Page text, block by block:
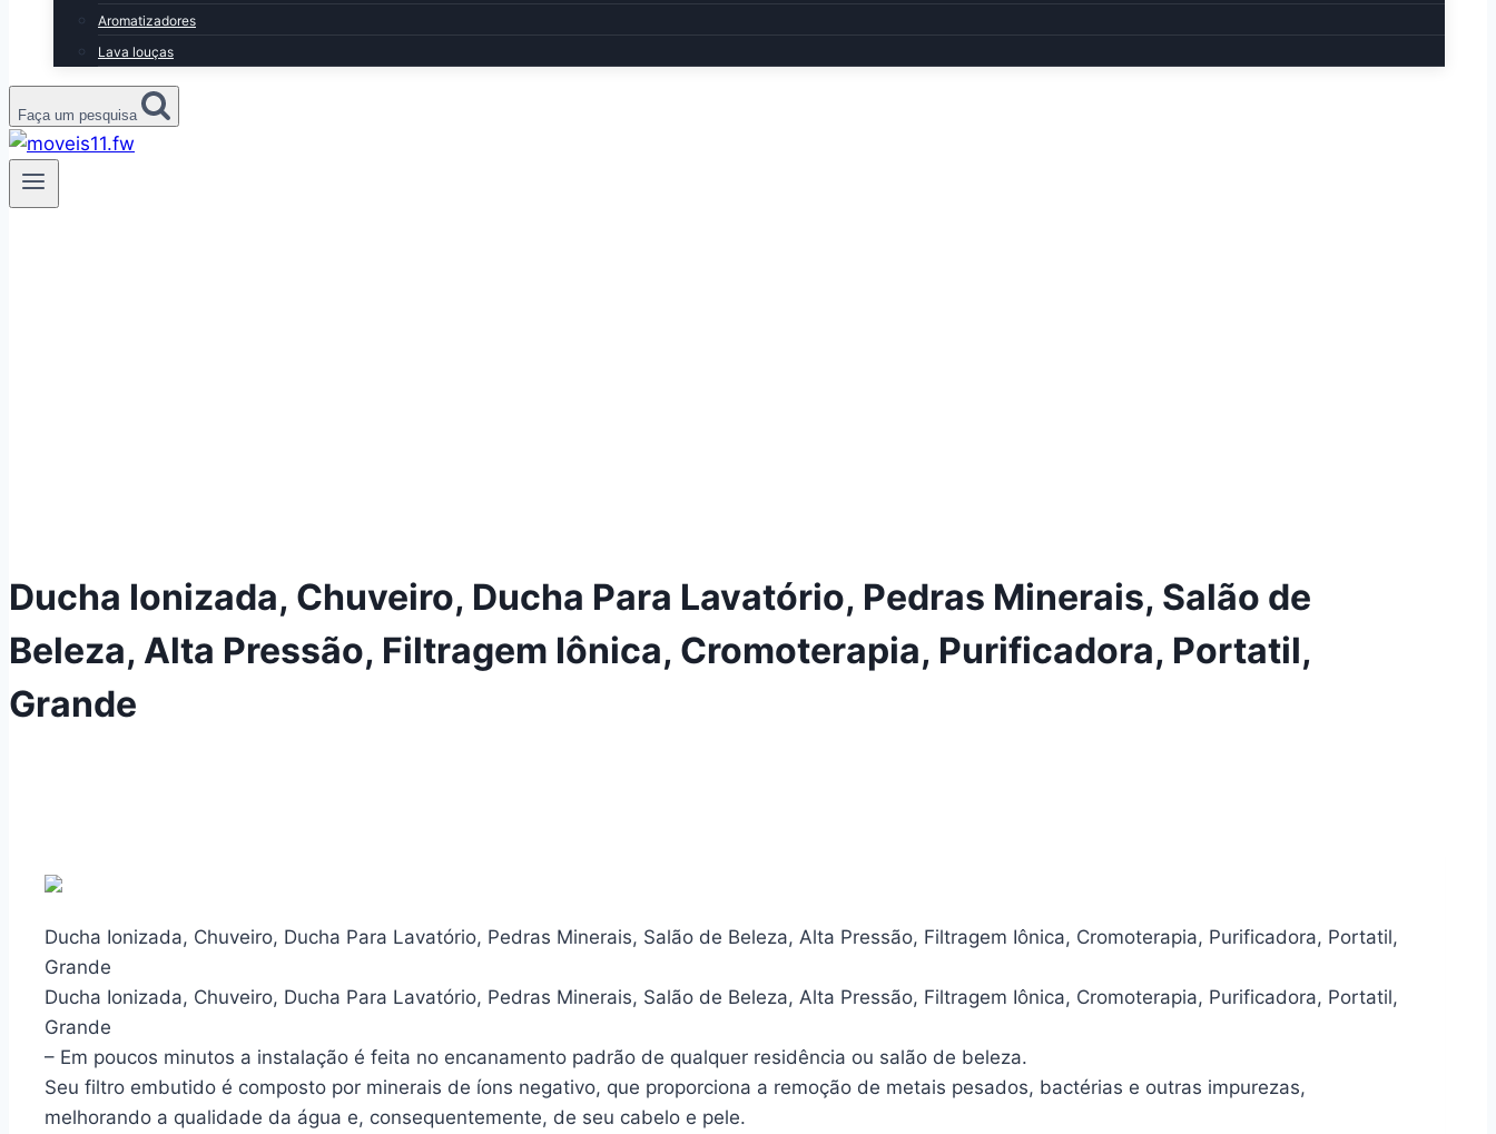
Aromatizadores
Lava louças
Faça um pesquisa
Ducha Ionizada, Chuveiro, Ducha Para Lavatório, Pedras Minerais, Salão de
Beleza, Alta Pressão, Filtragem Iônica, Cromoterapia, Purificadora, Portatil,
Grande
Ducha Ionizada, Chuveiro, Ducha Para Lavatório, Pedras Minerais, Salão de Beleza, Alta Pressão, Filtragem Iônica, Cromoterapia, Purificadora, Portatil,
Grande
Ducha Ionizada, Chuveiro, Ducha Para Lavatório, Pedras Minerais, Salão de Beleza, Alta Pressão, Filtragem Iônica, Cromoterapia, Purificadora, Portatil,
Grande
– Em poucos minutos a instalação é feita no encanamento padrão de qualquer residência ou salão de beleza.
Seu filtro embutido é composto por minerais de íons negativo, que proporciona a remoção de metais pesados, bactérias e outras impurezas,
melhorando a qualidade da água e, consequentemente, de seu cabelo e pele.